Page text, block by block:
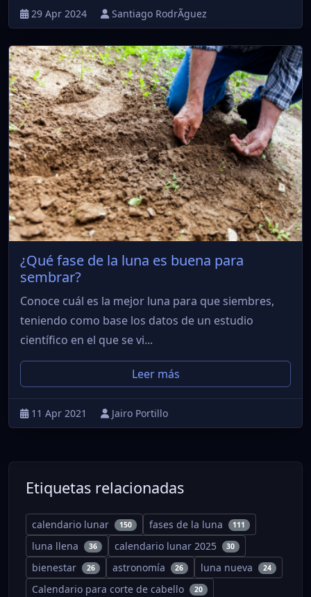
29 Apr 2024 Santiago RodrÃ­guez
¿Qué fase de la luna es buena para
sembrar?
Conoce cuál es la mejor luna para que siembres,
teniendo como base los datos de un estudio
científico en el que se vi...
Leer más
11 Apr 2021 Jairo Portillo
Etiquetas relacionadas
calendario lunar 150 fases de la luna 111
luna llena 36 calendario lunar 2025 30
bienestar 26 astronomía 26 luna nueva 24
Calendario para corte de cabello 20